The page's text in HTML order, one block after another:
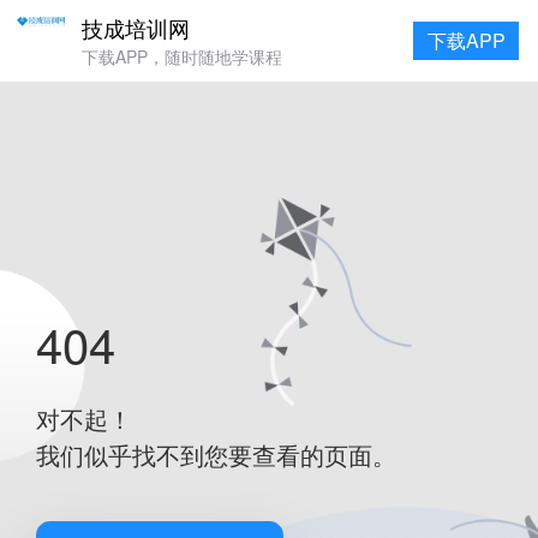
技成培训网
下载APP，随时随地学课程
下载APP
404
对不起！
我们似乎找不到您要查看的页面。